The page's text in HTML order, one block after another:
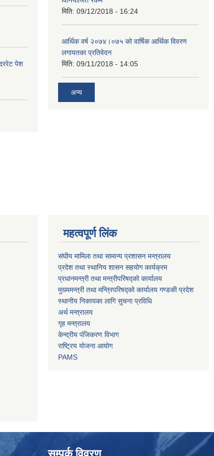
पेश
मिति: 09/12/2018 - 16:24
आर्थिक वर्ष २०७४।०७५ को वार्षिक आर्थिक विवरण
लगायतका प्रतिवेदन
मिति: 09/11/2018 - 14:05
अन्य
महत्वपूर्ण लिंक
संघीय मामिला तथा सामान्य प्रशासन मन्त्रालय
प्रदेश तथा स्थानिय शासन सहयोग कार्यक्रम
प्रधानमन्त्री तथा मन्त्रीपरिषद्को कार्यालय
मुख्यमन्त्री तथा मन्त्रिपरिषद्को कार्यालय गण्डकी प्रदेश
स्थानीय निकायका लागि सुचना प्रविधि
अर्थ मन्त्रालय
गृह मन्त्रालय
केन्द्रीय पंजिकरण विभाग
राष्ट्रिय योजना आयोग
PAMS